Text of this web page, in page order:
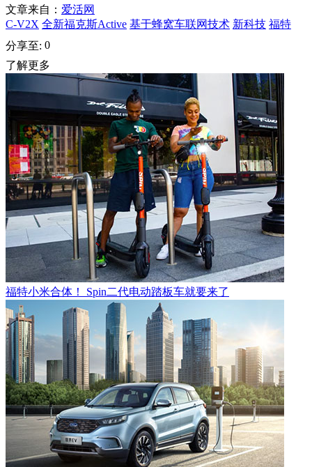
文章来自： 爱活网
C-V2X 全新福克斯Active 基于蜂窝车联网技术 新科技 福特
分享至: 0
了解更多
福特小米合体！ Spin二代电动踏板车就要来了